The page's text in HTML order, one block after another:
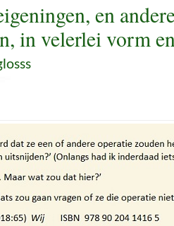
en
in velerlei vorm